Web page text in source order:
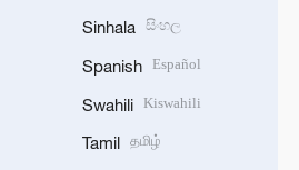
Sinhala සිංහල
Spanish Español
Swahili Kiswahili
Tamil தமிழ்